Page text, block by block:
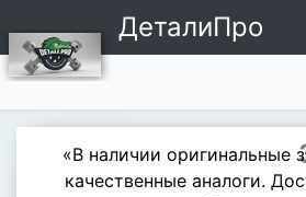
ДеталиПро
«В наличии оригинальные
качественные аналоги.